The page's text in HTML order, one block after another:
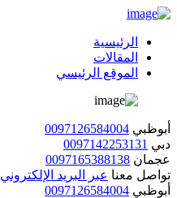
الرئيسية
المقالات
الموقع الرئيسي
أبوظبي 0097126584004
دبي 0097142253131
عجمان 0097165388138
تواصل معنا عبر البريد الإلكتروني
أبوظبي 0097126584004